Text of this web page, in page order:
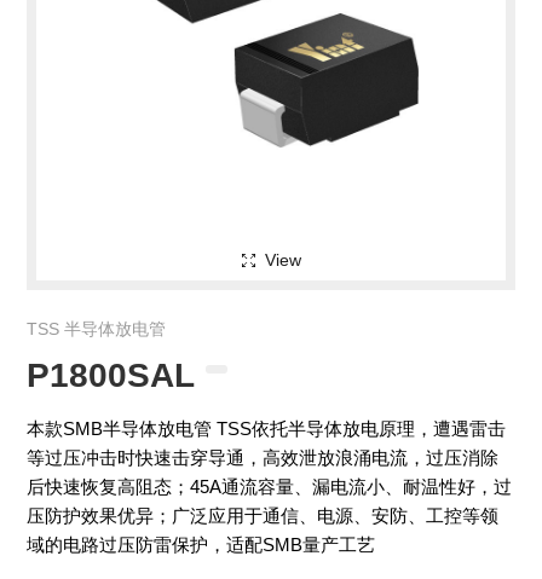
View
TSS 半导体放电管
P1800SAL
本款SMB半导体放电管 TSS依托半导体放电原理，遭遇雷击
等过压冲击时快速击穿导通，高效泄放浪涌电流，过压消除
后快速恢复高阻态；45A通流容量、漏电流小、耐温性好，过
压防护效果优异；广泛应用于通信、电源、安防、工控等领
域的电路过压防雷保护，适配SMB量产工艺